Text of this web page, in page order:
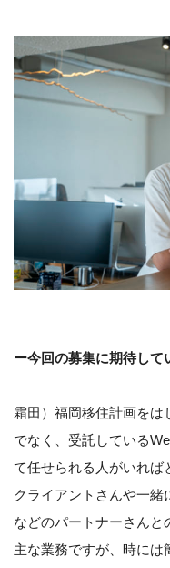
ー今回の募集に期待して
霜田）福岡移住計画をは
でなく、受託している
て任せられる人がいれば
クライアントさんや一
などのパートナーさん
主な業務ですが、時には